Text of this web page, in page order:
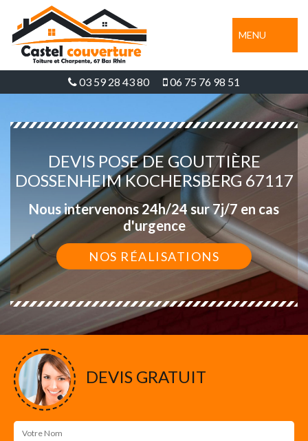
MENU
03 59 28 43 80 06 75 76 98 51
DEVIS POSE DE GOUTTIÈRE
DOSSENHEIM KOCHERSBERG 67117
Nous intervenons 24h/24 sur 7j/7 en cas
d'urgence
NOS RÉALISATIONS
DEVIS GRATUIT